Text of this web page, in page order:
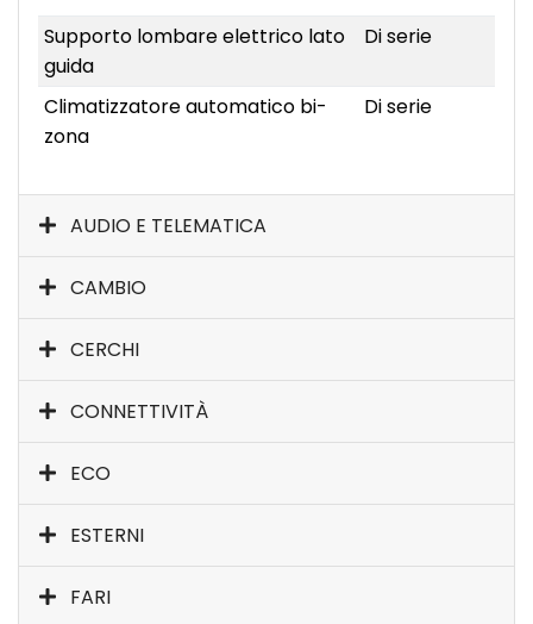
Supporto lombare elettrico lato
guida
Di serie
Climatizzatore automatico bi-
zona
Di serie
AUDIO E TELEMATICA
CAMBIO
CERCHI
CONNETTIVITÀ
ECO
ESTERNI
FARI